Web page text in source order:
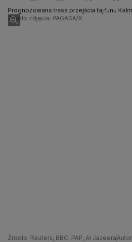
Prognozowana trasa przejścia tajfunu
Źródło zdjęcia: PAGASA/X
Źródło: Reuters, BBC, PAP, Al Jazeera